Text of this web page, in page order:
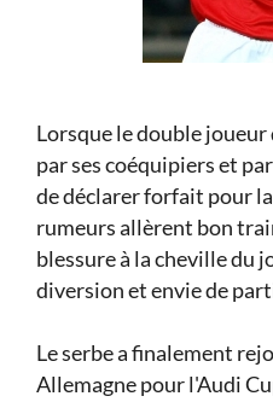
Lorsque le double joueur
par ses coéquipiers et
de déclarer forfait pour
rumeurs allèrent bon
blessure à la cheville du
diversion et envie de
Le serbe a finalement
Allemagne pour l'Audi